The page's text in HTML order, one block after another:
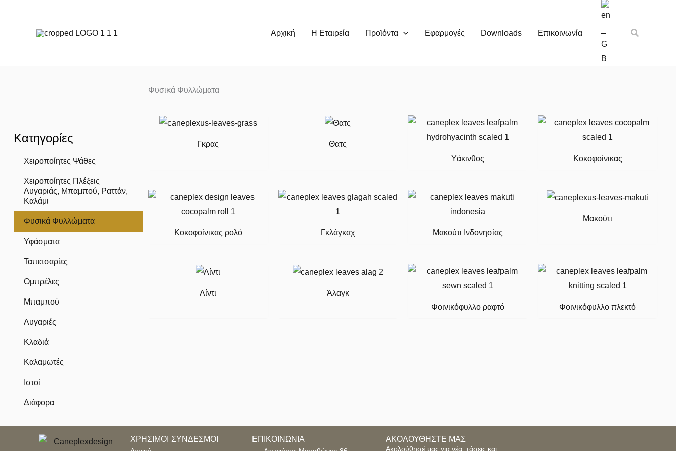
περιεχόμενο
Αρχική Η Εταιρεία Προϊόντα Εφαρμογές Downloads Επικοινωνία Αναζήτηση
Κατηγορίες
Χειροποίητες Ψάθες
Χειροποίητες Πλέξεις
Λυγαριάς, Μπαμπού, Ραττάν,
Καλάμι
Φυσικά Φυλλώματα
Υφάσματα
Ταπετσαρίες
Ομπρέλες
Μπαμπού
Λυγαριές
Κλαδιά
Καλαμωτές
Ιστοί
Διάφορα
Φυσικά Φυλλώματα
Γκρας
Θατς
Υάκινθος
Κοκοφοίνικας
Κοκοφοίνικας ρολό Γκλάγκαχ Μακούτι Ινδονησίας
Μακούτι
Λίντι
Άλαγκ
Φοινικόφυλλο ραφτό
Φοινικόφυλλο πλεκτό
ΧΡΗΣΙΜΟΙ ΣΥΝΔΕΣΜΟΙ ΕΠΙΚΟΙΝΩΝΙΑ ΑΚΟΛΟΥΘΗΣΤΕ ΜΑΣ
Ακολούθησέ μας για νέα, τάσεις και